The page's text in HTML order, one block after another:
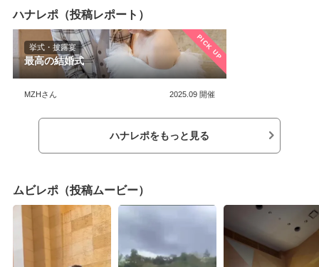
ハナレポ（投稿レポート）
PICK UP
挙式・披露宴
最高の結婚式
MZHさん 2025.09 開催
ハナレポをもっと見る
ムビレポ（投稿ムービー）